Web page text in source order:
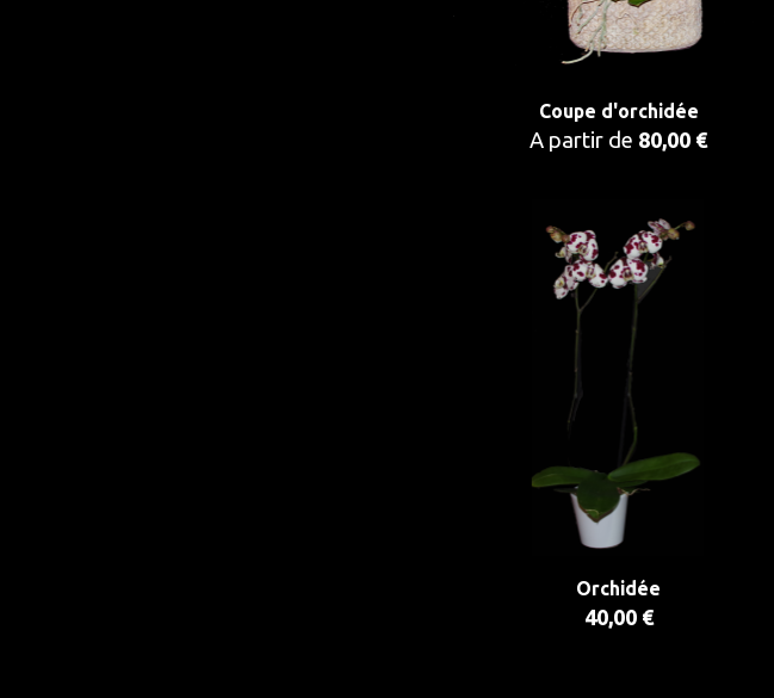
Coupe d'orchidée
A partir de 80,00 €
Orchidée
40,00 €